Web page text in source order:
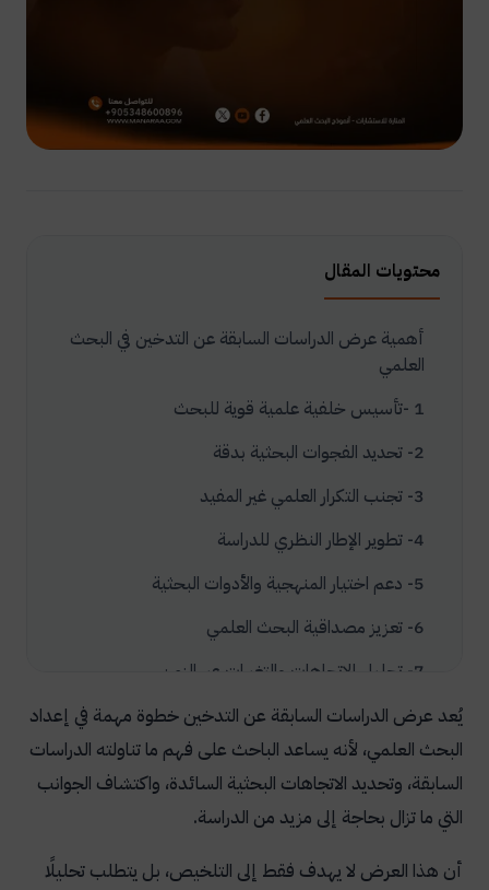
محتويات المقال
أهمية عرض الدراسات السابقة عن التدخين في البحث
العلمي
1 -تأسيس خلفية علمية قوية للبحث
2- تحديد الفجوات البحثية بدقة
3- تجنب التكرار العلمي غير المفيد
4- تطوير الإطار النظري للدراسة
5- دعم اختيار المنهجية والأدوات البحثية
6- تعزيز مصداقية البحث العلمي
7- تحليل الاتجاهات والتغيرات عبر الزمن
8- تقديم مقارنة نقدية للنتائج
كيفية جمع الدراسات السابقة عن التدخين
يُعد عرض الدراسات السابقة عن التدخين خطوة مهمة في إعداد
البحث العلمي، لأنه يساعد الباحث على فهم ما تناولته الدراسات
السابقة، وتحديد الاتجاهات البحثية السائدة، واكتشاف الجوانب
التي ما تزال بحاجة إلى مزيد من الدراسة.
أن هذا العرض لا يهدف فقط إلى التلخيص، بل يتطلب تحليلًا